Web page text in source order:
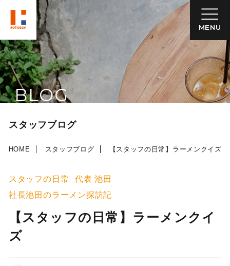
MENU
BLOG
スタッフブログ
HOME スタッフブログ 【スタッフの日常】ラーメンクイズ
スタッフの日常
代表 池田
社長池田のラーメン探訪記
【スタッフの日常】ラーメンクイ
ズ